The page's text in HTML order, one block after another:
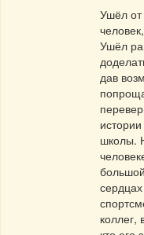
Ушёл от
Ушёл
дав
школы.
коллег,